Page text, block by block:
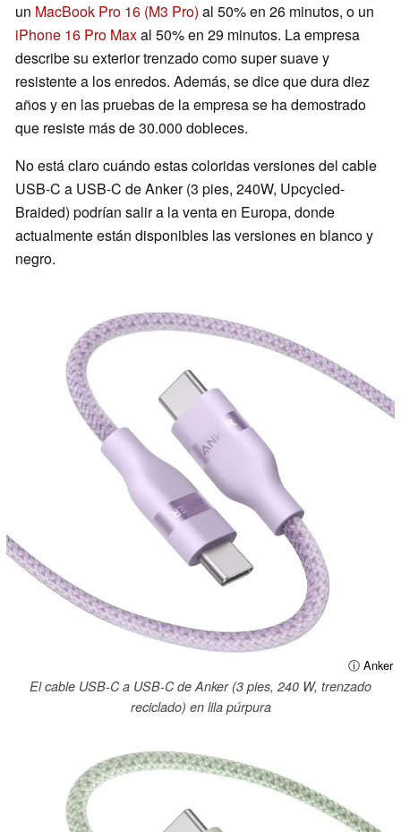
un MacBook Pro 16 (M3 Pro) al 50% en 26 minutos, o un
iPhone 16 Pro Maxal 50% en 29 minutos. La empresa
describe su exterior trenzado como super suave y
resistente a los enredos. Además, se dice que dura diez
años y en las pruebas de la empresa se ha demostrado
que resiste más de 30.000 dobleces.
No está claro cuándo estas coloridas versiones del cable
USB-C a USB-C de Anker (3 pies, 240W, Upcycled-
Braided) podrían salir a la venta en Europa, donde
actualmente están disponibles las versiones en blanco y
negro.
ⓘ Anker
El cable USB-C a USB-C de Anker (3 pies, 240 W, trenzado
reciclado) en lila púrpura